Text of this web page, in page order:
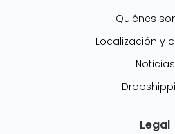
Quiénes
Localización y
Noticias
Legal